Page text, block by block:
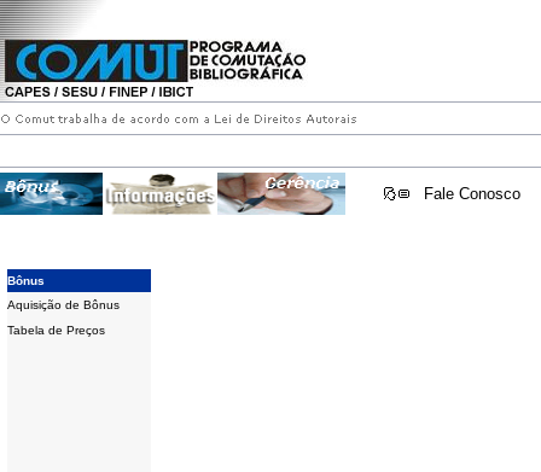
Fale Conosco
Bônus
Aquisição de Bônus
Tabela de Preços